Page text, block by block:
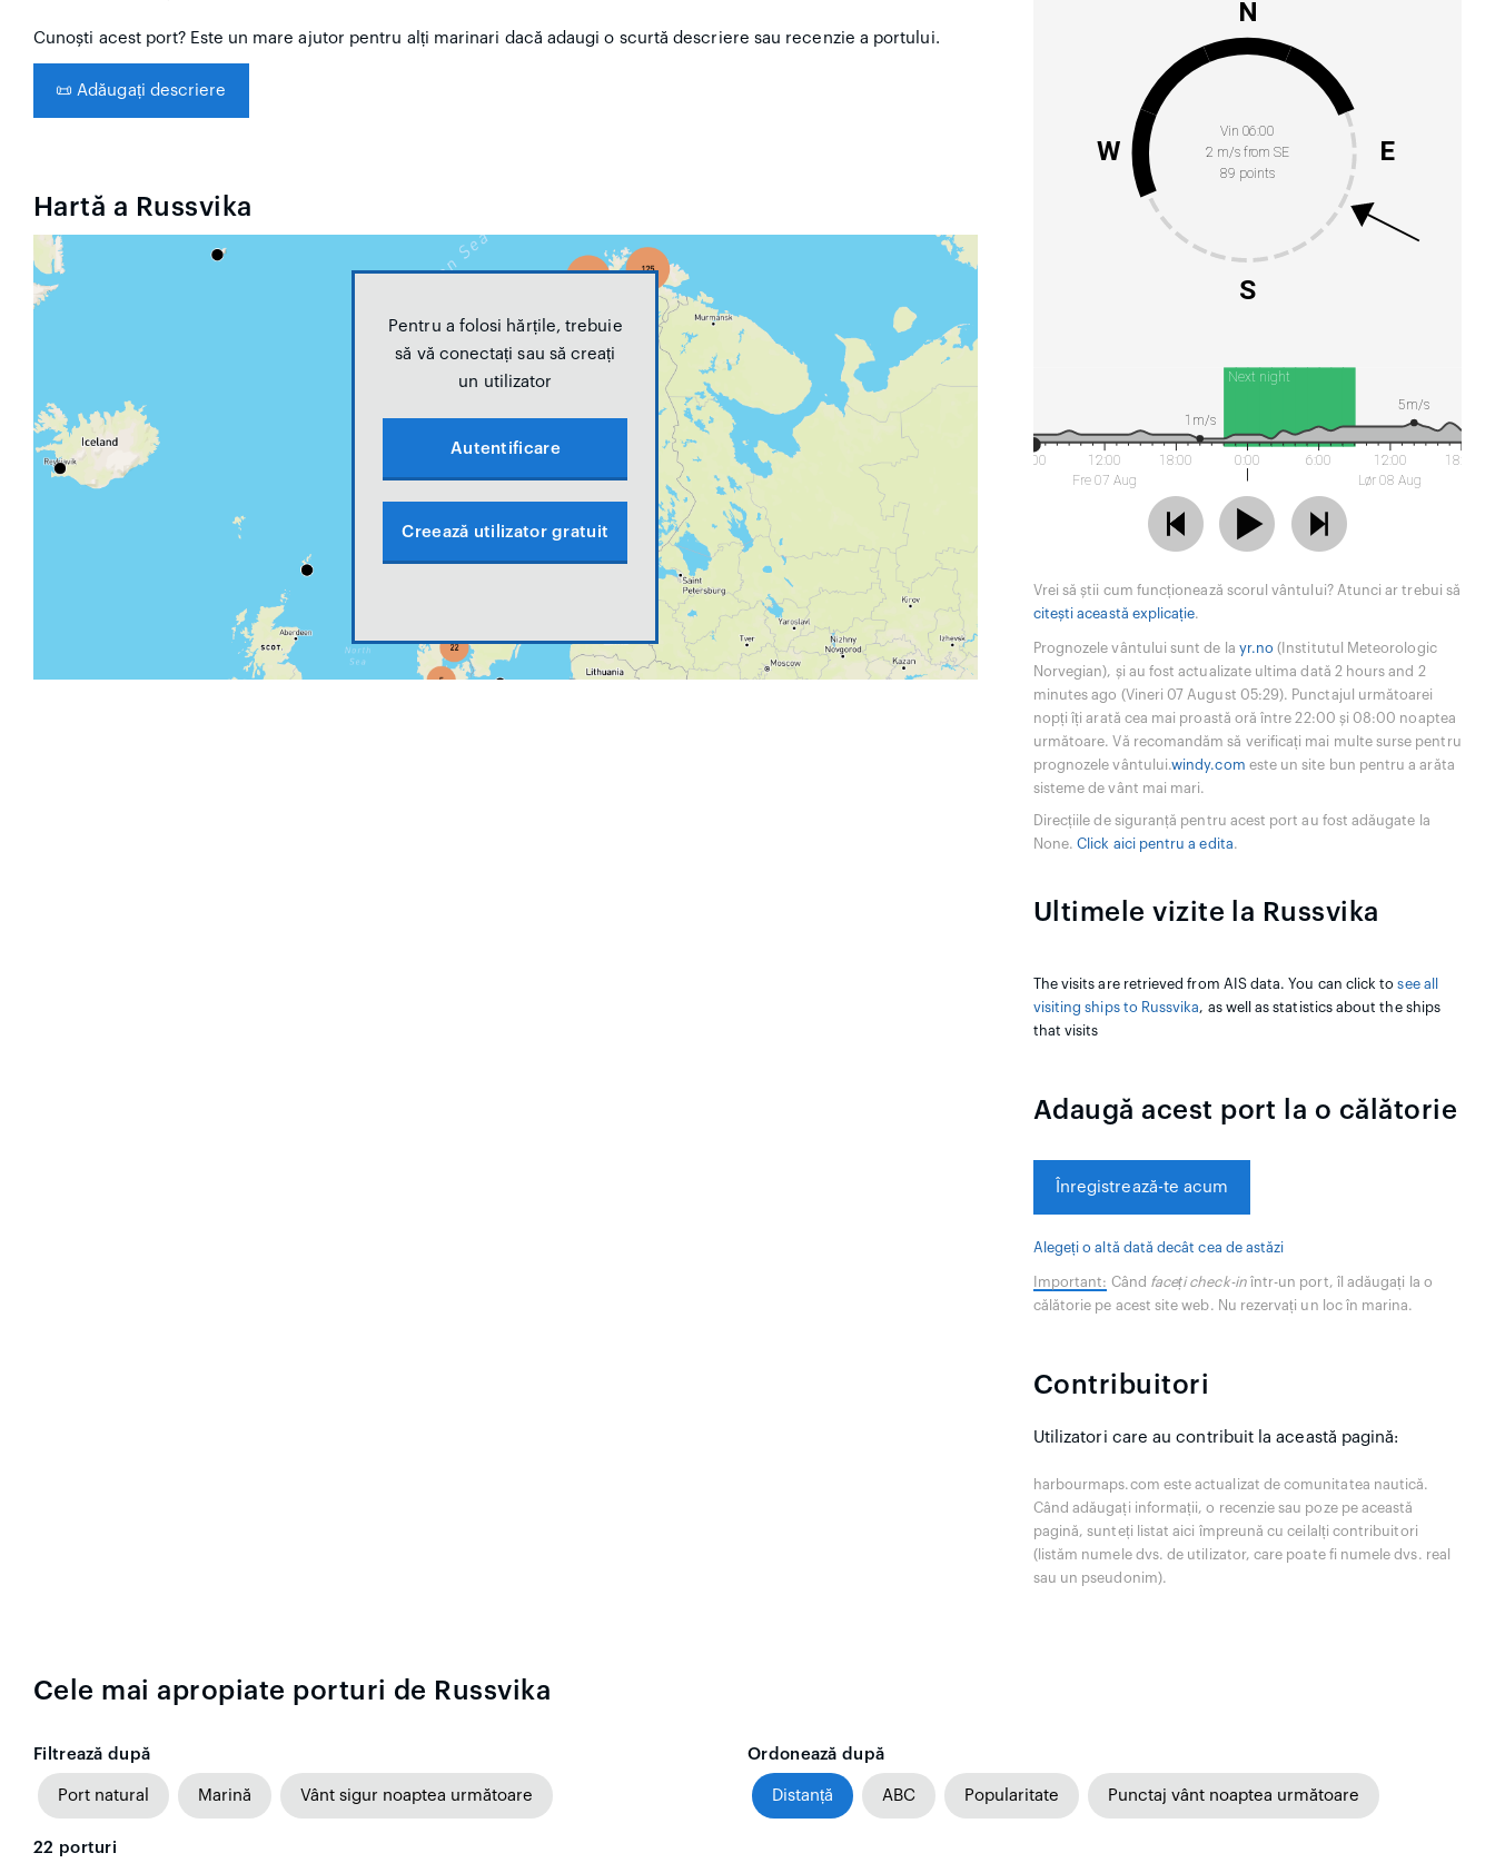
Cunoști acest port? Este un mare ajutor pentru alți marinari dacă adaugi o scurtă descriere sau recenzie a portului.
📜 Adăugați descriere
Hartă a Russvika
Pentru a folosi hărțile, trebuie
să vă conectați sau să creați
un utilizator
Autentificare
Creează utilizator gratuit
Vin 06:00
2 m/s from SE
89 points
N
E
S
W
Next night
6:00
12:00
Fre 07 Aug
18:00 0:00 6:00
12:00
Lør 08 Aug
18:00
5m/s
1m/s
Vrei să știi cum funcționează scorul vântului? Atunci ar trebui să
citești această explicație.
Prognozele vântului sunt de la yr.no (Institutul Meteorologic
Norvegian), și au fost actualizate ultima dată 2 hours and 2
minutes ago (Vineri 07 August 05:29). Punctajul următoarei
nopți îți arată cea mai proastă oră între 22:00 și 08:00 noaptea
următoare. Vă recomandăm să verificați mai multe surse pentru
prognozele vântului.windy.com este un site bun pentru a arăta
sisteme de vânt mai mari.
Direcțiile de siguranță pentru acest port au fost adăugate la
None.Click aici pentru a edita.
Ultimele vizite la Russvika
The visits are retrieved from AIS data. You can click tosee all
visiting ships to Russvika, as well as statistics about the ships
that visits
Adaugă acest port la o călătorie
Înregistrează-te acum
Alegeți o altă dată decât cea de astăzi
Important: Când faceți check-inîntr-un port, îl adăugați la o
călătorie pe acest site web. Nu rezervați un loc în marina.
Contribuitori
Utilizatori care au contribuit la această pagină:
harbourmaps.com este actualizat de comunitatea nautică.
Când adăugați informații, o recenzie sau poze pe această
pagină, sunteți listat aici împreună cu ceilalți contribuitori
(listăm numele dvs. de utilizator, care poate fi numele dvs. real
sau un pseudonim).
Cele mai apropiate porturi de Russvika
Filtrează după
Port natural Marină Vânt sigur noaptea următoare
Ordonează după
Distanță ABC Popularitate Punctaj vânt noaptea următoare
22 porturi